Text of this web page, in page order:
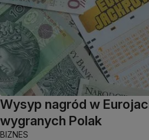
Wysyp nagród w
wygranych Polak
BIZNES